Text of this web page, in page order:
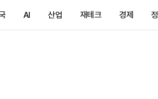
AI 산업 재테크 경제